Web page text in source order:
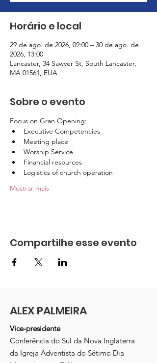
Horário e local
29 de ago. de 2026, 09:00 – 30 de ago. de
2026, 13:00
Lancaster, 34 Sawyer St, South Lancaster,
MA 01561, EUA
Sobre o evento
Focus on Gran Opening:
Executive Competencies
Meeting place
Worship Service
Financial resources
Logistics of church operation
Mostrar mais
Compartilhe esse evento
ALEX PALMEIRA
Vice-presidente
Conferência do Sul da Nova Inglaterra
da Igreja Adventista do Sétimo Dia